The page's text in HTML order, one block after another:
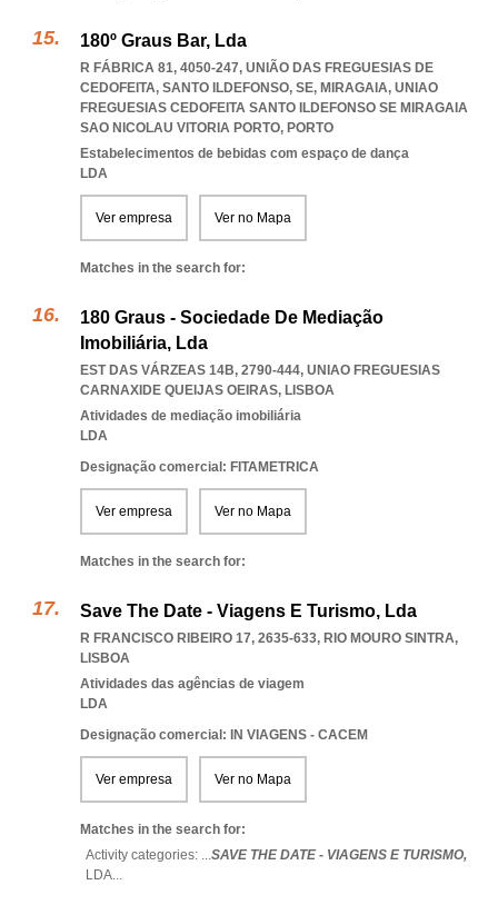
180º Graus Bar, Lda
R FÁBRICA 81, 4050-247, UNIÃO DAS FREGUESIAS DE
CEDOFEITA, SANTO ILDEFONSO, SE, MIRAGAIA, UNIAO
FREGUESIAS CEDOFEITA SANTO ILDEFONSO SE MIRAGAIA
SAO NICOLAU VITORIA PORTO, PORTO
Estabelecimentos de bebidas com espaço de dança
LDA
Ver empresa Ver no Mapa
Matches in the search for:
180 Graus - Sociedade De Mediação
Imobiliária, Lda
EST DAS VÁRZEAS 14B, 2790-444, UNIAO FREGUESIAS
CARNAXIDE QUEIJAS OEIRAS, LISBOA
Atividades de mediação imobiliária
LDA
Designação comercial: FITAMETRICA
Ver empresa Ver no Mapa
Matches in the search for:
Save The Date - Viagens E Turismo, Lda
R FRANCISCO RIBEIRO 17, 2635-633, RIO MOURO SINTRA,
LISBOA
Atividades das agências de viagem
LDA
Designação comercial: IN VIAGENS - CACEM
Ver empresa Ver no Mapa
Matches in the search for:
Activity categories: ...SAVE THE DATE - VIAGENS E TURISMO,
LDA...